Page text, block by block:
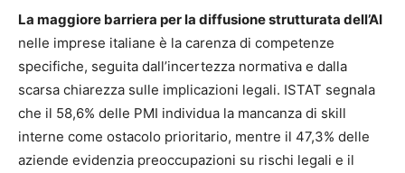
La maggiore barriera per la diffusione strutturata dell’AI
nelle imprese italiane è la carenza di competenze
specifiche, seguita dall’incertezza normativa e dalla
scarsa chiarezza sulle implicazioni legali. ISTAT segnala
che il 58,6% delle PMI individua la mancanza di skill
interne come ostacolo prioritario, mentre il 47,3% delle
aziende evidenzia preoccupazioni su rischi legali e il